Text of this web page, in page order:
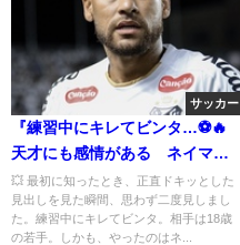
サッカー
『練習中にキレてビンタ…⚽🔥
天才にも感情がある ネイマー
ルと18歳の一瞬の衝突が残した
もの
💥 最初に知ったとき、正直ドキッとした
見出しを見た瞬間、思わず二度見しまし
た。練習中にキレてビンタ。相手は18歳
の若手。しかも、やったのはネ...